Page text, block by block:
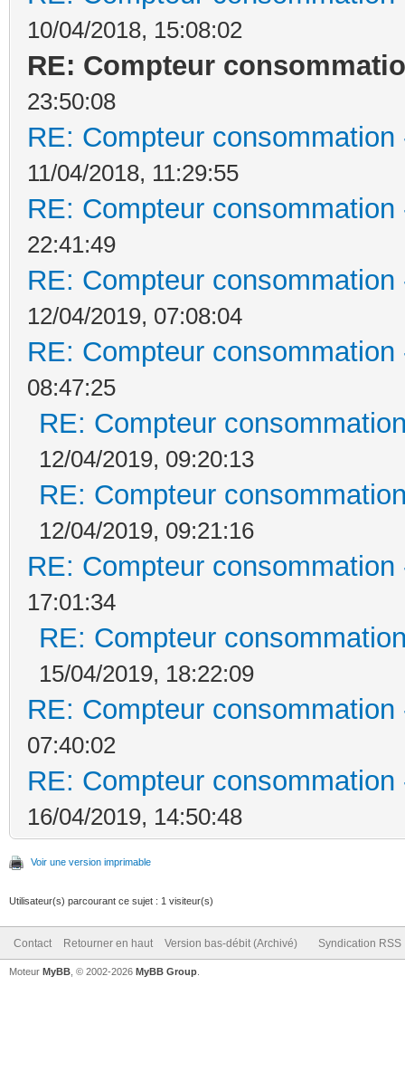
10/04/2018, 15:08:02
RE: Compteur
23:50:08
RE: Compteur consommation
11/04/2018, 11:29:55
RE: Compteur consommation
22:41:49
RE: Compteur consommation
12/04/2019, 07:08:04
RE: Compteur consommation
08:47:25
RE: Compteur
12/04/2019, 09:20:13
RE: Compteur
12/04/2019, 09:21:16
RE: Compteur consommation
17:01:34
RE: Compteur
15/04/2019, 18:22:09
RE: Compteur consommation
07:40:02
RE: Compteur consommation
16/04/2019, 14:50:48
Voir une version imprimable
Utilisateur(s) parcourant ce sujet : 1 visiteur(s)
Contact Retourner en haut Version bas-débit (Archivé) Syndication RSS
Moteur MyBB , © 2002-2026 MyBB Group